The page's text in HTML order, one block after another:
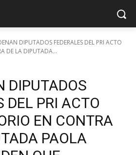
DIPUTADOS FEDERALES DEL PRI ACTO
DE LA DIPUTADA...
DIPUTADOS
DEL PRI ACTO
EN CONTRA
PAOLA